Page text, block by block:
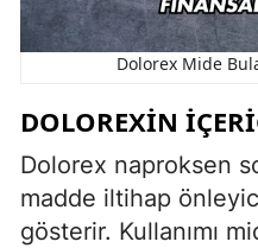
Dolorex Mide
DOLOREXIN
Dolorex naproksen
madde iltihap
gösterir. Kullanımı